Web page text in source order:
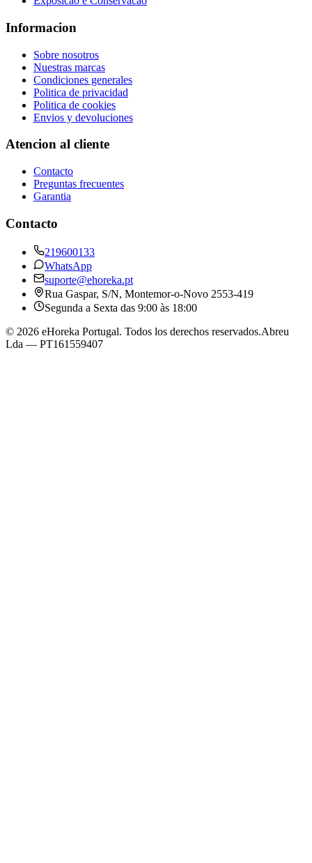
Informacion
Sobre nosotros
Nuestras marcas
Condiciones generales
Politica de privacidad
Politica de cookies
Envios y devoluciones
Atencion al cliente
Contacto
Preguntas frecuentes
Garantia
Contacto
219600133
WhatsApp
suporte@ehoreka.pt
Rua Gaspar, S/N, Montemor-o-Novo 2553-419
Segunda a Sexta das 9:00 às 18:00
© 2026 eHoreka Portugal. Todos los derechos reservados.Abreu
Lda — PT161559407